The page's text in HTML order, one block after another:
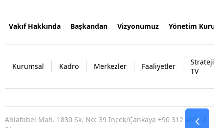
Vakıf Hakkında Başkandan Vizyonumuz Yönetim
Kurumsal Kadro Merkezler Faaliyetler
Strateji
TV
Ahlatlıbel Mah. 1830 Sk. No: 39 İncek/Çankaya +90 312 489 18